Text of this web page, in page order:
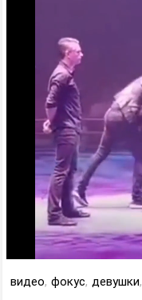
видео, фокус, девушки,